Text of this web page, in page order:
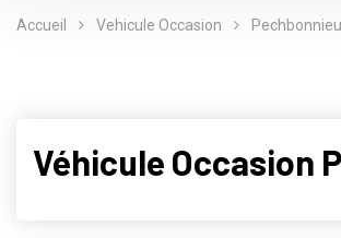
Accueil Vehicule Occasion Pechbonnieu
Véhicule Occasion